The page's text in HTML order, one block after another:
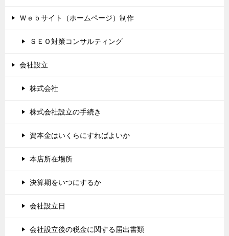
Ｗｅｂサイト（ホームページ）制作
ＳＥＯ対策コンサルティング
会社設立
株式会社
株式会社設立の手続き
資本金はいくらにすればよいか
本店所在場所
決算期をいつにするか
会社設立日
会社設立後の税金に関する届出書類